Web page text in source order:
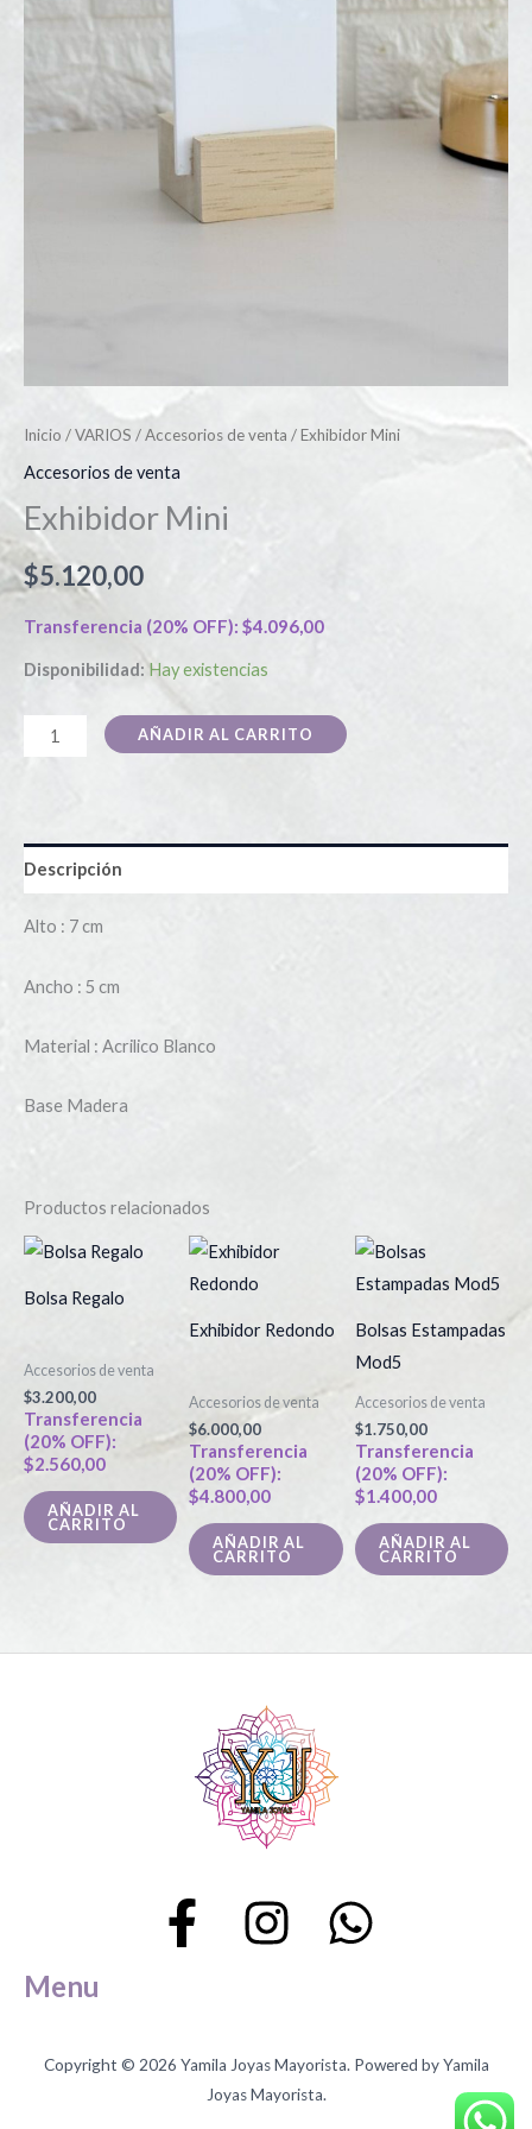
Inicio /VARIOS /Accesorios de venta / Exhibidor Mini
Accesorios de venta
Exhibidor Mini
$5.120,00
Transferencia (20% OFF): $4.096,00
Disponibilidad: Hay existencias
AÑADIR AL CARRITO
Descripción
Alto : 7 cm
Ancho : 5 cm
Material : Acrilico Blanco
Base Madera
Productos relacionados
Bolsa Regalo
Accesorios de venta
$3.200,00
Transferencia
(20% OFF):
$2.560,00
AÑADIR AL
CARRITO
Exhibidor Redondo
Accesorios de venta
$6.000,00
Transferencia
(20% OFF):
$4.800,00
AÑADIR AL
CARRITO
Bolsas Estampadas
Mod5
Accesorios de venta
$1.750,00
Transferencia
(20% OFF):
$1.400,00
AÑADIR AL
CARRITO
Menu
Copyright © 2026 Yamila Joyas Mayorista. Powered by Yamila
Joyas Mayorista.